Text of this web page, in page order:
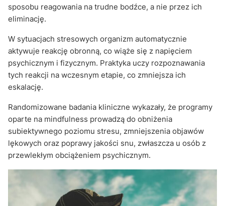
sposobu reagowania na trudne bodźce, a nie przez ich
eliminację.
W sytuacjach stresowych organizm automatycznie
aktywuje reakcję obronną, co wiąże się z napięciem
psychicznym i fizycznym. Praktyka uczy rozpoznawania
tych reakcji na wczesnym etapie, co zmniejsza ich
eskalację.
Randomizowane badania kliniczne wykazały, że programy
oparte na mindfulness prowadzą do obniżenia
subiektywnego poziomu stresu, zmniejszenia objawów
lękowych oraz poprawy jakości snu, zwłaszcza u osób z
przewlekłym obciążeniem psychicznym.